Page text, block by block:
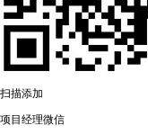
扫描添加
项目经理微信